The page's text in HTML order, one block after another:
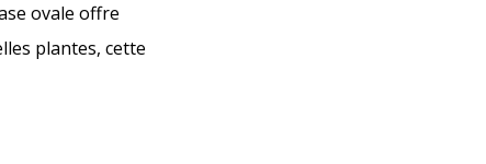
ovale offre
plantes, cette